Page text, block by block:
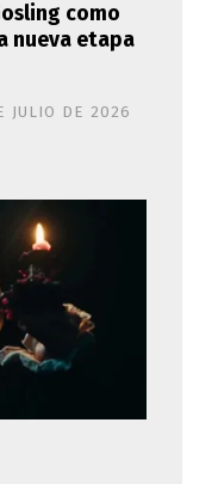
como
nueva etapa
JULIO DE 2026